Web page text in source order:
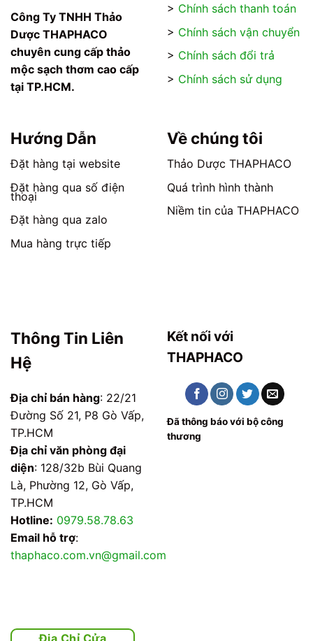
Các
tùy
chọn
có
thể
được
trang
sản
phẩm
Các
tùy
có
được
trang
sản
phẩm
Công Ty TNHH Thảo
Dược THAPHACO
chuyên cung cấp thảo
mộc sạch thơm cao cấp
tại TP.HCM.
> Chính sách thanh toán
> Chính sách vận chuyển
> Chính sách đổi trả
> Chính sách sử dụng
Hướng Dẫn
Đặt hàng tại website
Đặt hàng qua số điện
thoại
Đặt hàng qua zalo
Mua hàng trực tiếp
Về chúng tôi
Thảo Dược THAPHACO
Quá trình hình thành
Niềm tin của THAPHACO
Thông Tin Liên
Hệ
Địa chỉ bán hàng: 22/21
Đường Số 21, P8 Gò Vấp,
TP.HCM
Địa chỉ văn phòng đại
diện: 128/32b Bùi Quang
Là, Phường 12, Gò Vấp,
TP.HCM
Hotline: 0979.58.78.63
Email hỗ trợ:
thaphaco.com.vn@gmail.com
Kết nối với
THAPHACO
Đã thông báo với bộ công
thương
Địa Chỉ Cửa